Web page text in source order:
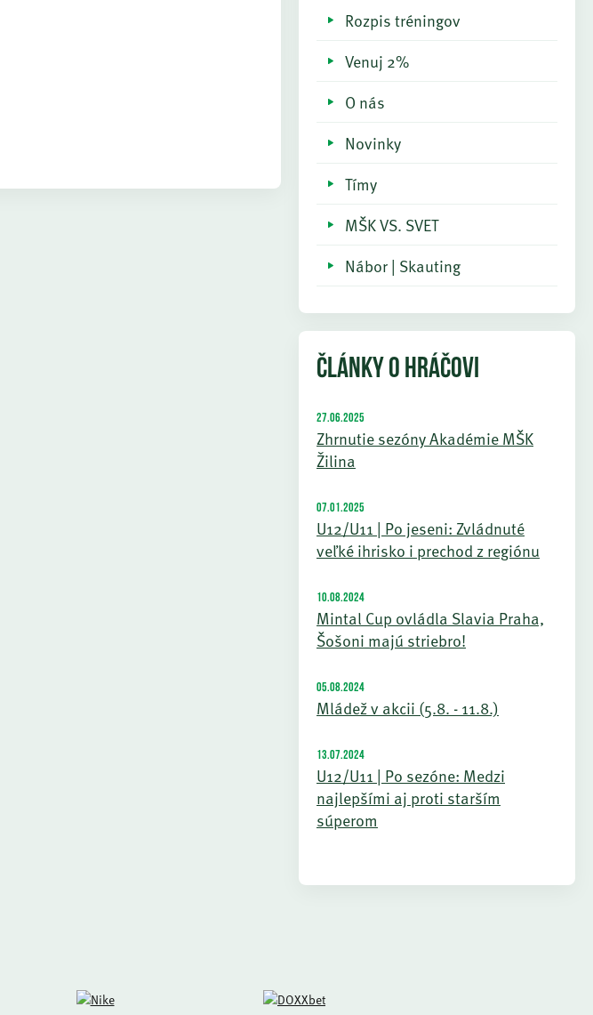
Rozpis tréningov
Venuj 2%
O nás
Novinky
Tímy
MŠK VS. SVET
Nábor | Skauting
ČLÁNKY O HRÁČOVI
27.06.2025
Zhrnutie sezóny Akadémie MŠK
Žilina
07.01.2025
U12/U11 | Po jeseni: Zvládnuté
veľké ihrisko i prechod z regiónu
10.08.2024
Mintal Cup ovládla Slavia Praha,
Šošoni majú striebro!
05.08.2024
Mládež v akcii (5.8. - 11.8.)
13.07.2024
U12/U11 | Po sezóne: Medzi
najlepšími aj proti starším
súperom